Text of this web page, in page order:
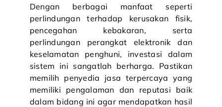
Dengan berbagai manfaat seperti
perlindungan terhadap kerusakan fisik,
pencegahan kebakaran, serta
perlindungan perangkat elektronik dan
keselamatan penghuni, investasi dalam
sistem ini sangatlah berharga. Pastikan
memilih penyedia jasa terpercaya yang
memiliki pengalaman dan reputasi baik
dalam bidang ini agar mendapatkan hasil